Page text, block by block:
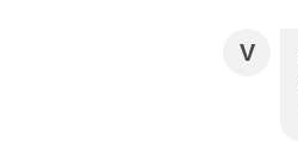
V